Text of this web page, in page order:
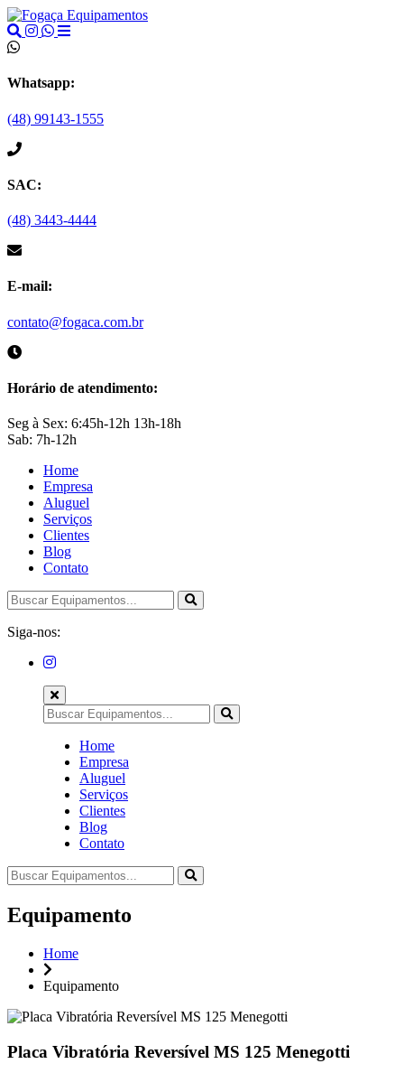
Whatsapp:
(48) 99143-1555
SAC:
(48) 3443-4444
E-mail:
contato@fogaca.com.br
Horário de atendimento:
Seg à Sex: 6:45h-12h 13h-18h
Sab: 7h-12h
Home
Empresa
Aluguel
Serviços
Clientes
Blog
Contato
Siga-nos:
Home
Empresa
Aluguel
Serviços
Clientes
Blog
Contato
Equipamento
Home
Equipamento
Placa Vibratória Reversível MS 125 Menegotti